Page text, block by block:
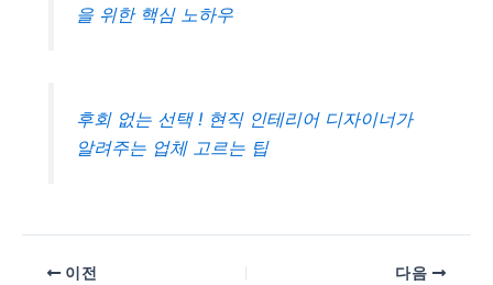
을 위한 핵심 노하우
후회 없는 선택 ! 현직 인테리어 디자이너가
알려주는 업체 고르는 팁
이전 다음